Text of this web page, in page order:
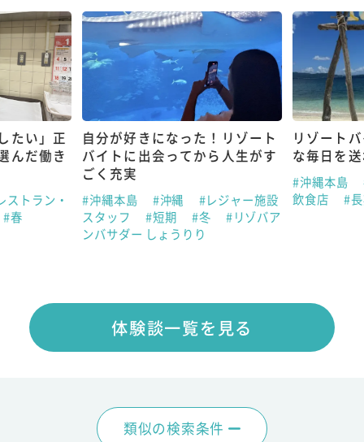
たい」正
んだ働き
ストラン・
#春
自分が好きになった！リゾート
バイトに出会ってから人生がす
ごく充実
#沖縄本島 #沖縄
#レジャー施設
スタッフ
#短期 #冬
#リゾバア
ンバサダー しょうりり
リゾート
な毎日を
#沖縄本島
飲食店
#
体験談一覧を見る
類似の検索条件